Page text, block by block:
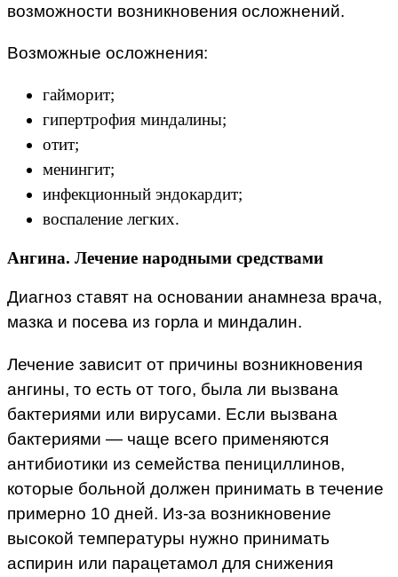
возможности возникновения осложнений.
Возможные осложнения:
гайморит;
гипертрофия миндалины;
отит;
менингит;
инфекционный эндокардит;
воспаление легких.
Ангина. Лечение народными средствами
Диагноз ставят на основании анамнеза врача,
мазка и посева из горла и миндалин.
Лечение зависит от причины возникновения
ангины, то есть от того, была ли вызвана
бактериями или вирусами. Если вызвана
бактериями — чаще всего применяются
антибиотики из семейства пенициллинов,
которые больной должен принимать в течение
примерно 10 дней. Из-за возникновение
высокой температуры нужно принимать
аспирин или парацетамол для снижения